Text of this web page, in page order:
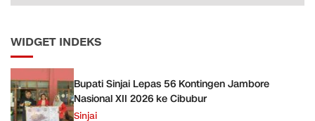
WIDGET INDEKS
Bupati Sinjai Lepas 56 Kontingen Jambore
Nasional XII 2026 ke Cibubur
Sinjai